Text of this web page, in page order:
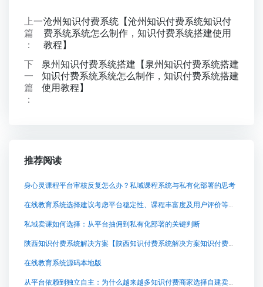
上一
篇
：
沧州知识付费系统【沧州知识付费系统知识付
费系统系统怎么制作，知识付费系统搭建使用
教程】
下
一
篇
：
泉州知识付费系统搭建【泉州知识付费系统搭建
知识付费系统系统怎么制作，知识付费系统搭建
使用教程】
推荐阅读
身心灵课程平台审核反复怎么办？私域课程系统与私有化部署的思考
在线教育系统选择建议考虑平台稳定性、课程丰富度及用户评价等因素
私域卖课如何选择：从平台抽佣到私有化部署的关键判断
陕西知识付费系统解决方案【陕西知识付费系统解决方案知识付费系统系统怎么制作，知识付费系统搭建使用教程】
在线教育系统源码本地版
从平台依赖到独立自主：为什么越来越多知识付费商家选择自建卖课平台？